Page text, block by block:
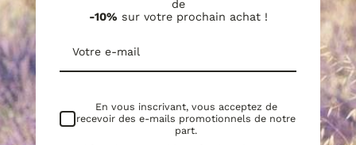
de
-10% sur votre prochain achat !
En vous inscrivant, vous acceptez de
recevoir des e-mails promotionnels de notre
part.